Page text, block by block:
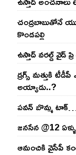
చంద్ర‌బాబుతోనే
కొండ‌ప‌ల్లి
ఉస్తాద్ వ‌ర‌ల్డ్
డ్రగ్స్ మత్తుకి
అయ్యాడు..?
ప‌వ‌న్ బొమ్మ
జనసేన @12
ఆమంచికి వైసీపీ